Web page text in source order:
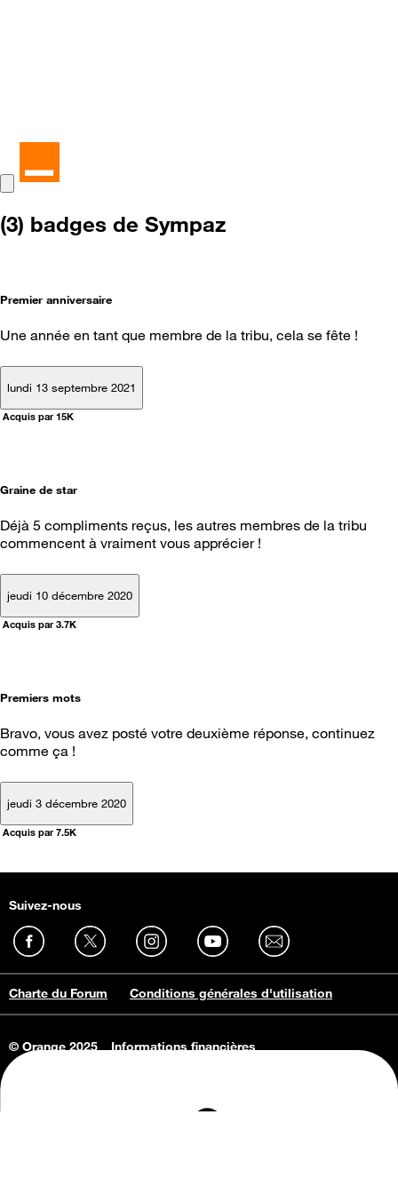
(3) badges de Sympaz
Premier anniversaire
Une année en tant que membre de la tribu, cela se fête !
lundi 13 septembre 2021
Acquis par 15K
Graine de star
Déjà 5 compliments reçus, les autres membres de la tribu
commencent à vraiment vous apprécier !
jeudi 10 décembre 2020
Acquis par 3.7K
Premiers mots
Bravo, vous avez posté votre deuxième réponse, continuez
comme ça !
jeudi 3 décembre 2020
Acquis par 7.5K
Suivez-nous
Charte du Forum Conditions générales d'utilisation
© Orange 2025
Informations financières